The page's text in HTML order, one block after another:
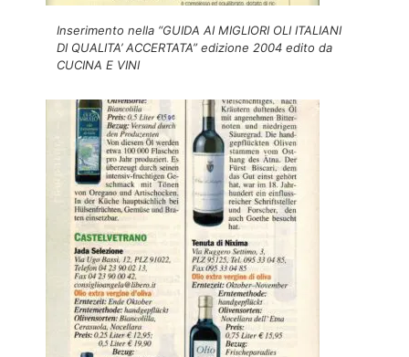
Inserimento nella “GUIDA AI MIGLIORI OLI ITALIANI
DI QUALITA’ ACCERTATA” edizione 2004 edito da
CUCINA E VINI